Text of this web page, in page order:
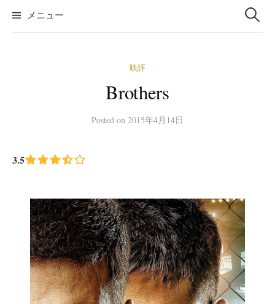
メニュー 索:
映評
Brothers
Posted on 2015年4月14日
3.5